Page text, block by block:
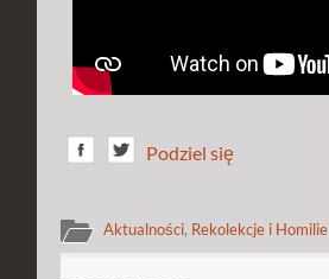
Podziel się
Aktualności, Rekolekcje i Homilie